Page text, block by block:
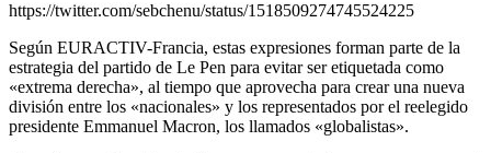
https://twitter.com/sebchenu/status/1518509274745524225
Según EURACTIV-Francia, estas expresiones forman parte de la
estrategia del partido de Le Pen para evitar ser etiquetada como
«extrema derecha», al tiempo que aprovecha para crear una nueva
división entre los «nacionales» y los representados por el reelegido
presidente Emmanuel Macron, los llamados «globalistas».